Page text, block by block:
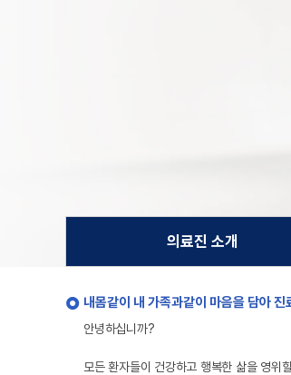
의료진 소개
내몸같이 내 가족과같이 마음을 담아 진
안녕하십니까?
모든 환자들이 건강하고 행복한 삶을 영위